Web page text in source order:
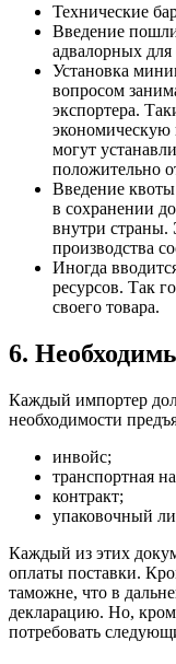
Технические
Введение
адвалорных для
Установка
вопросом
экспортера.
экономическую
могут
положительно
Введение
в сохранении
внутри страны.
производства
Иногда
ресурсов. Так
своего товара.
6.
Каждый импортер
необходимости
инвойс;
транспортная
контракт;
упаковочный
Каждый из этих
оплаты поставки.
таможне, что в
декларацию. Но,
потребовать